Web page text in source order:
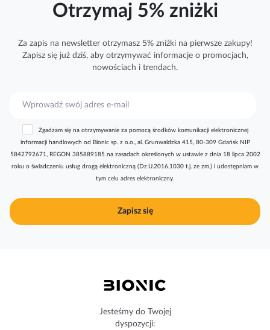
Otrzymaj 5% zniżki
Za zapis na newsletter otrzymasz 5% zniżki na pierwsze zakupy!
Zapisz się już dziś, aby otrzymywać informacjeo promocjach,
nowościach i trendach.
r
y
j
n
Zapisz się
Zgadzam się na otrzymywanie za pomocą środków komunikacji elektronicznej
informacji handlowych od Bionic sp. z o.o., al. Grunwaldzka 415, 80-309 Gdańsk NIP
5842792671, REGON 385889185 na zasadach określonych w ustawie z dnia 18 lipca 2002
roku o świadczeniu usług drogą elektroniczną (Dz.U.2016.1030 t.j. ze zm.) i udostępniam w
tym celu adres elektroniczny.
Jesteśmy do Twojej
dyspozycji: